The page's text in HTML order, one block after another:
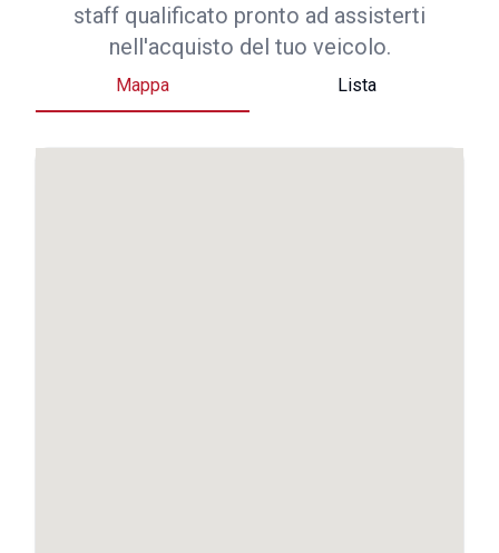
staff qualificato pronto ad assisterti
nell'acquisto del tuo veicolo.
Mappa Lista